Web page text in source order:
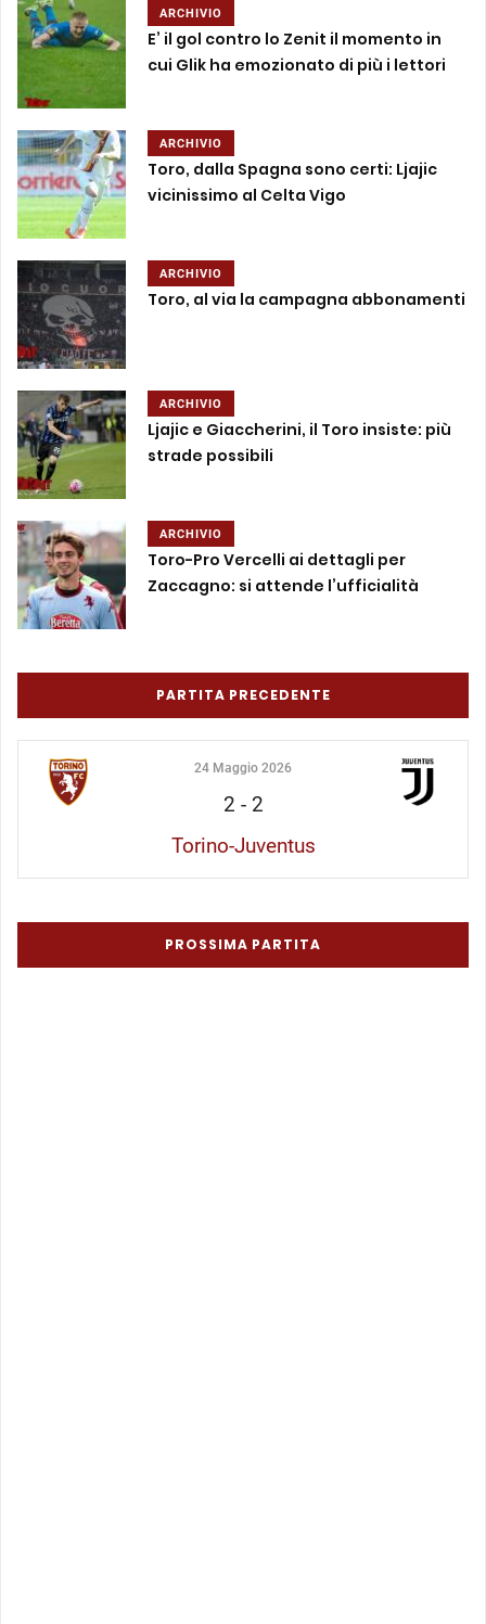
ARCHIVIO
E’ il gol contro lo Zenit il momento in
cui Glik ha emozionato di più i lettori
ARCHIVIO
Toro, dalla Spagna sono certi: Ljajic
vicinissimo al Celta Vigo
ARCHIVIO
Toro, al via la campagna abbonamenti
ARCHIVIO
Ljajic e Giaccherini, il Toro insiste: più
strade possibili
ARCHIVIO
Toro-Pro Vercelli ai dettagli per
Zaccagno: si attende l’ufficialità
PARTITA PRECEDENTE
24 Maggio 2026
2 - 2
Torino-Juventus
PROSSIMA PARTITA